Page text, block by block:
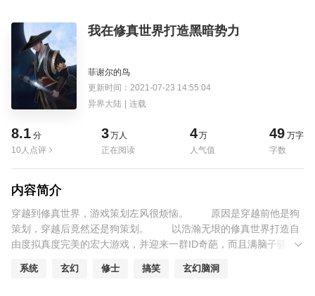
我在修真世界打造黑暗势力
菲谢尔的鸟
更新时间：2021-07-23 14:55:04
异界大陆 | 连载
8.1 分
10人点评
3万人
正在阅读
4万
人气值
49 万字
字数
内容简介
穿越到修真世界，游戏策划左风很烦恼。 原因是穿越前他是狗
策划，穿越后竟然还是狗策划。 以浩瀚无垠的修真世界打造自
由度拟真度完美的宏大游戏，并迎来一群ID奇葩，而且满脑子骚操
动，却不能让风哥心动！ 只狼赛高：只要敢露血条，神也杀给
系统 玄幻 修士 搞笑 玄幻脑洞